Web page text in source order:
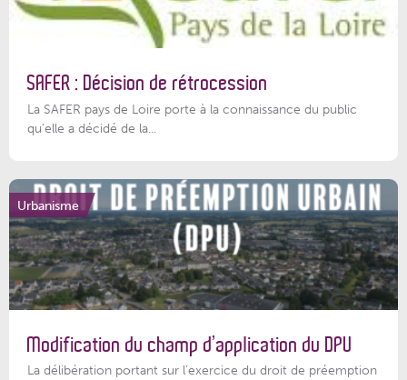
SAFER : Décision de rétrocession
La SAFER pays de Loire porte à la connaissance du public
qu’elle a décidé de la...
Urbanisme
Modification du champ d’application du DPU
La délibération portant sur l’exercice du droit de préemption